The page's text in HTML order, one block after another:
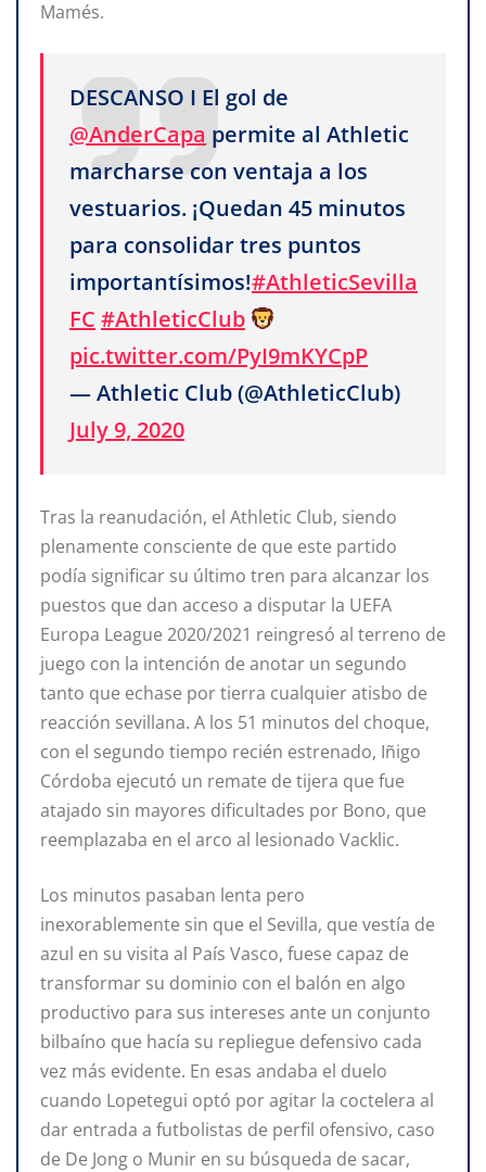
Mamés.
DESCANSO I El gol de
@AnderCapa permite al Athletic
marcharse con ventaja a los
vestuarios. ¡Quedan 45 minutos
para consolidar tres puntos
importantísimos!#AthleticSevilla
FC #AthleticClub
pic.twitter.com/PyI9mKYCpP
— Athletic Club (@AthleticClub)
July 9, 2020
Tras la reanudación, el Athletic Club, siendo
plenamente consciente de que este partido
podía significar su último tren para alcanzar los
puestos que dan acceso a disputar la UEFA
Europa League 2020/2021 reingresó al terreno de
juego con la intención de anotar un segundo
tanto que echase por tierra cualquier atisbo de
reacción sevillana. A los 51 minutos del choque,
con el segundo tiempo recién estrenado, Iñigo
Córdoba ejecutó un remate de tijera que fue
atajado sin mayores dificultades por Bono, que
reemplazaba en el arco al lesionado Vacklic.
Los minutos pasaban lenta pero
inexorablemente sin que el Sevilla, que vestía de
azul en su visita al País Vasco, fuese capaz de
transformar su dominio con el balón en algo
productivo para sus intereses ante un conjunto
bilbaíno que hacía su repliegue defensivo cada
vez más evidente. En esas andaba el duelo
cuando Lopetegui optó por agitar la coctelera al
dar entrada a futbolistas de perfil ofensivo, caso
de De Jong o Munir en su búsqueda de sacar,